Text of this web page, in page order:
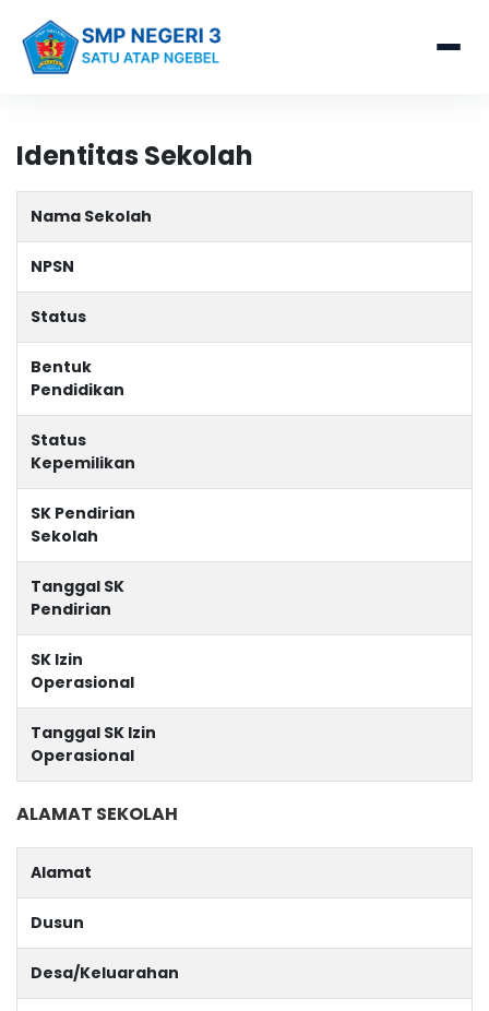
Identitas Sekolah
Nama Sekolah
NPSN
Status
Bentuk
Pendidikan
Status
Kepemilikan
SK Pendirian
Sekolah
Tanggal SK
Pendirian
SK Izin
Operasional
Tanggal SK Izin
Operasional
ALAMAT SEKOLAH
Alamat
Dusun
Desa/Keluarahan